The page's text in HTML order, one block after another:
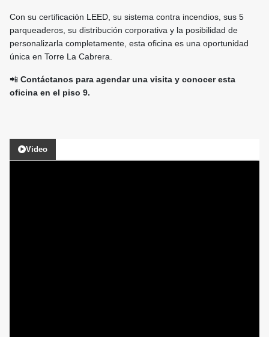
Con su certificación LEED, su sistema contra incendios, sus 5
parqueaderos, su distribución corporativa y la posibilidad de
personalizarla completamente, esta oficina es una oportunidad
única en Torre La Cabrera.
📲 Contáctanos para agendar una visita y conocer esta
oficina en el piso 9.
Video